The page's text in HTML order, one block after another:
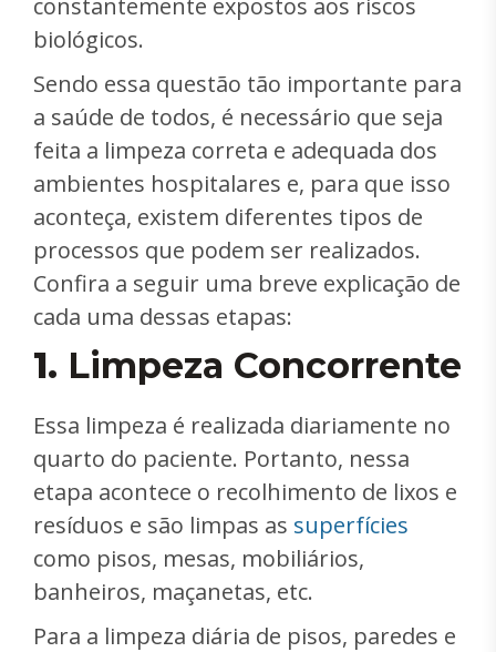
biológicos.
Sendo essa questão tão importante para
a saúde de todos, é necessário que seja
feita a limpeza correta e adequada dos
ambientes hospitalares e, para que isso
aconteça, existem diferentes tipos de
processos que podem ser realizados.
Confira a seguir uma breve explicação de
cada uma dessas etapas:
1. Limpeza Concorrente
Essa limpeza é realizada diariamente no
quarto do paciente. Portanto, nessa
etapa acontece o recolhimento de lixos e
resíduos e são limpas as superfícies
como pisos, mesas, mobiliários,
banheiros, maçanetas, etc.
Para a limpeza diária de pisos, paredes e